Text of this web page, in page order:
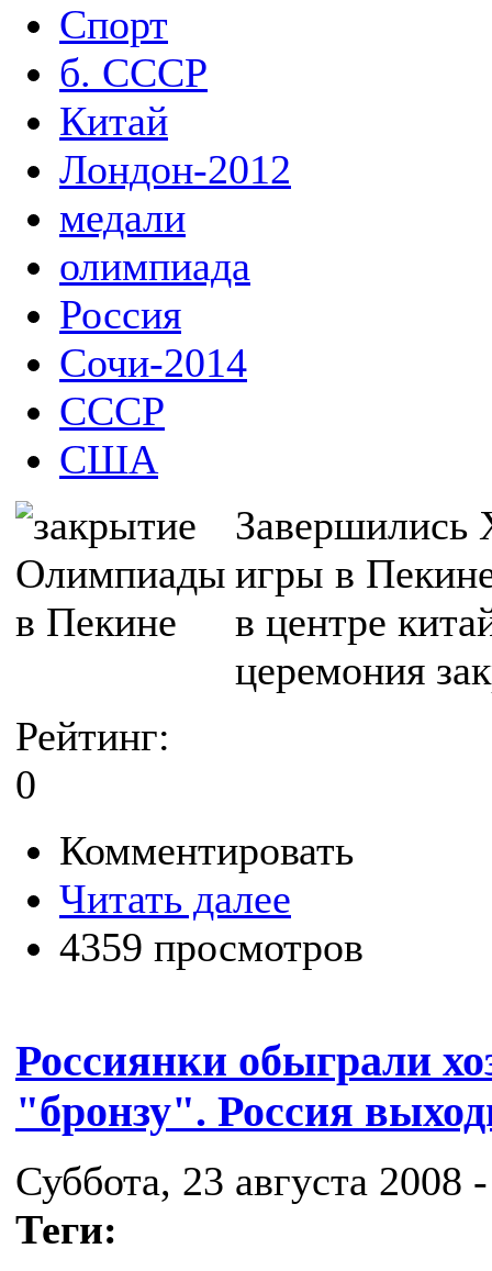
Спорт
б. СССР
Китай
Лондон-2012
медали
олимпиада
Россия
Сочи-2014
СССР
США
Завершились
игры в
в центре
церемония
Рейтинг:
0
Комментировать
Читать далее
4359 просмотров
Россиянки обыграли
"бронзу". Россия
Суббота, 23 августа 2008
Теги: